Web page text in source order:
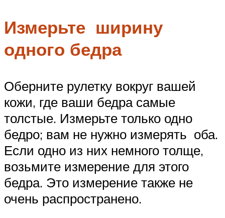
Измерьте ширину
одного бедра
Оберните рулетку вокруг вашей
кожи, где ваши бедра самые
толстые. Измерьте только одно
бедро; вам не нужно измерять оба.
Если одно из них немного толще,
возьмите измерение для этого
бедра. Это измерение также не
очень распространено.